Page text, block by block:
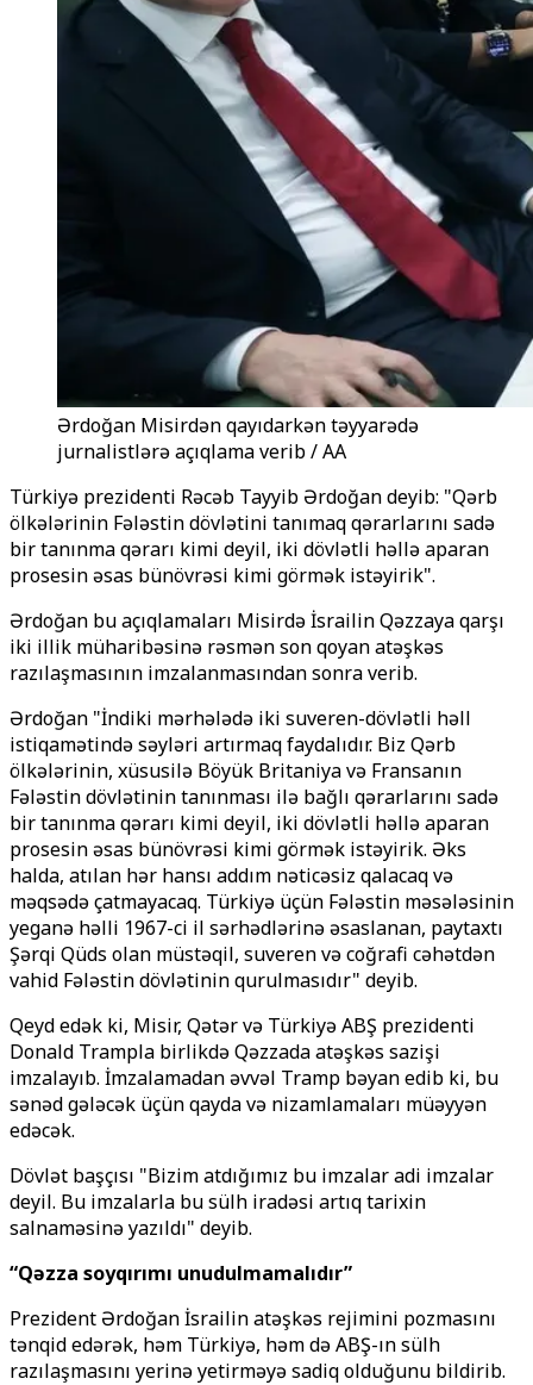
Ərdoğan Misirdən qayıdarkən təyyarədə
jurnalistlərə açıqlama verib / AA
Türkiyə prezidenti Rəcəb Tayyib Ərdoğan deyib: "Qərb
ölkələrinin Fələstin dövlətini tanımaq qərarlarını sadə
bir tanınma qərarı kimi deyil, iki dövlətli həllə aparan
prosesin əsas bünövrəsi kimi görmək istəyirik".
Ərdoğan bu açıqlamaları Misirdə İsrailin Qəzzaya qarşı
iki illik müharibəsinə rəsmən son qoyan atəşkəs
razılaşmasının imzalanmasından sonra verib.
Ərdoğan "İndiki mərhələdə iki suveren-dövlətli həll
istiqamətində səyləri artırmaq faydalıdır. Biz Qərb
ölkələrinin, xüsusilə Böyük Britaniya və Fransanın
Fələstin dövlətinin tanınması ilə bağlı qərarlarını sadə
bir tanınma qərarı kimi deyil, iki dövlətli həllə aparan
prosesin əsas bünövrəsi kimi görmək istəyirik. Əks
halda, atılan hər hansı addım nəticəsiz qalacaq və
məqsədə çatmayacaq. Türkiyə üçün Fələstin məsələsinin
yeganə həlli 1967-ci il sərhədlərinə əsaslanan, paytaxtı
Şərqi Qüds olan müstəqil, suveren və coğrafi cəhətdən
vahid Fələstin dövlətinin qurulmasıdır" deyib.
Qeyd edək ki, Misir, Qətər və Türkiyə ABŞ prezidenti
Donald Trampla birlikdə Qəzzada atəşkəs sazişi
imzalayıb. İmzalamadan əvvəl Tramp bəyan edib ki, bu
sənəd gələcək üçün qayda və nizamlamaları müəyyən
edəcək.
Dövlət başçısı "Bizim atdığımız bu imzalar adi imzalar
deyil. Bu imzalarla bu sülh iradəsi artıq tarixin
salnaməsinə yazıldı" deyib.
“Qəzza soyqırımı unudulmamalıdır”
Prezident Ərdoğan İsrailin atəşkəs rejimini pozmasını
tənqid edərək, həm Türkiyə, həm də ABŞ-ın sülh
razılaşmasını yerinə yetirməyə sadiq olduğunu bildirib.